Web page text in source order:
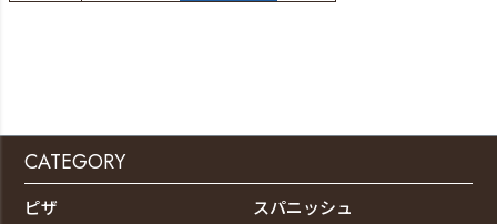
CATEGORY
ピザ
スパニッシュ